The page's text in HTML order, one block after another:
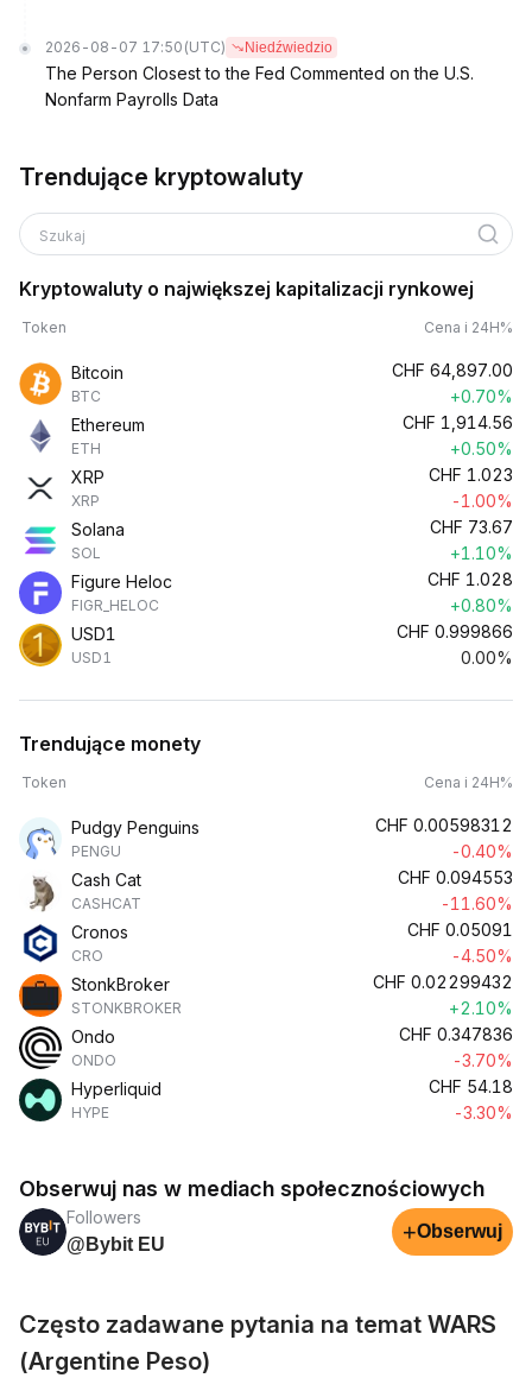
2026-08-07 17:50 (UTC) Niedźwiedzio
The Person Closest to the Fed Commented on the U.S.
Nonfarm Payrolls Data
Trendujące kryptowaluty
Szukaj
Kryptowaluty o największej kapitalizacji rynkowej
Token Cena i 24H%
Bitcoin
BTC
CHF 64,897.00
+0.70%
Ethereum
ETH
CHF 1,914.56
+0.50%
XRP
XRP
CHF 1.023
-1.00%
Solana
SOL
CHF 73.67
+1.10%
Figure Heloc
FIGR_HELOC
CHF 1.028
+0.80%
USD1
USD1
CHF 0.999866
0.00%
Trendujące monety
Token Cena i 24H%
Pudgy Penguins
PENGU
CHF 0.00598312
-0.40%
Cash Cat
CASHCAT
CHF 0.094553
-11.60%
Cronos
CRO
CHF 0.05091
-4.50%
StonkBroker
STONKBROKER
CHF 0.02299432
+2.10%
Ondo
ONDO
CHF 0.347836
-3.70%
Hyperliquid
HYPE
CHF 54.18
-3.30%
Obserwuj nas w mediach społecznościowych
Followers
@Bybit EU
+Obserwuj
Często zadawane pytania na temat WARS
(Argentine Peso)